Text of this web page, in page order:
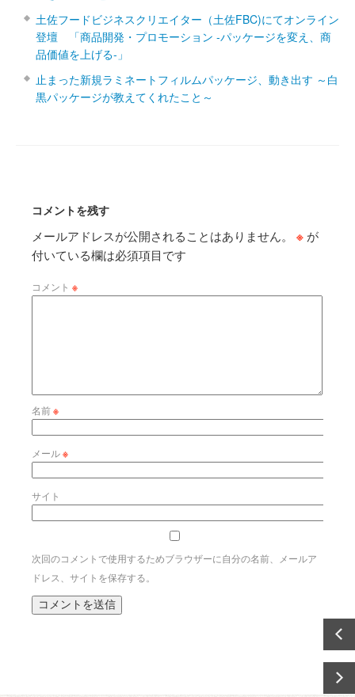
土佐フードビジネスクリエイター（土佐FBC)にてオンライン
登壇 「商品開発・プロモーション ‐パッケージを変え、商
品価値を上げる‐」
止まった新規ラミネートフィルムパッケージ、動き出す ～白
黒パッケージが教えてくれたこと～
コメントを残す
メールアドレスが公開されることはありません。 ※ が
付いている欄は必須項目です
コメント ※
名前※
メール※
サイト
次回のコメントで使用するためブラウザーに自分の名前、メールア
ドレス、サイトを保存する。